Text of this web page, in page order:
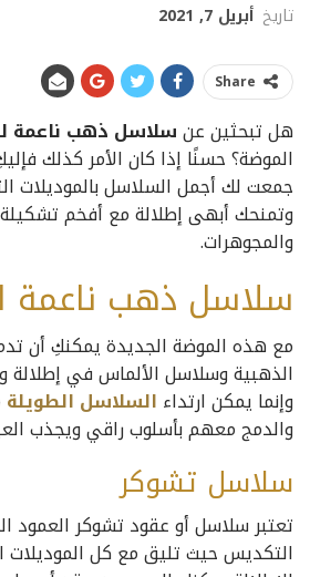
تاريخ أبريل 7, 2021
Share
هل تبحثين عنسلاسل ذهب ناعمة
الموضة؟ حسنًا إذا كان الأمر كذلك
جمعت لك أجمل السلاسل بالموديلات
وتمنحك أبهى إطلالة مع أفخم
والمجوهرات.
سلاسل ذهب ناعمة
مع هذه الموضة الجديدة يمكنكِ أن
الذهبية وسلاسل الألماس في
وإنما يمكن ارتداء السلاسل الطويلة
والدمج معهم بأسلوب راقي ويجذب
سلاسل تشوكر
تعتبر سلاسل أو عقود تشوكر
التكديس حيث تليق مع كل